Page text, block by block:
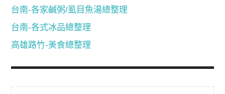
台南-各家鹹粥/虱目魚湯總整理
台南-各式冰品總整理
高雄路竹-美食總整理